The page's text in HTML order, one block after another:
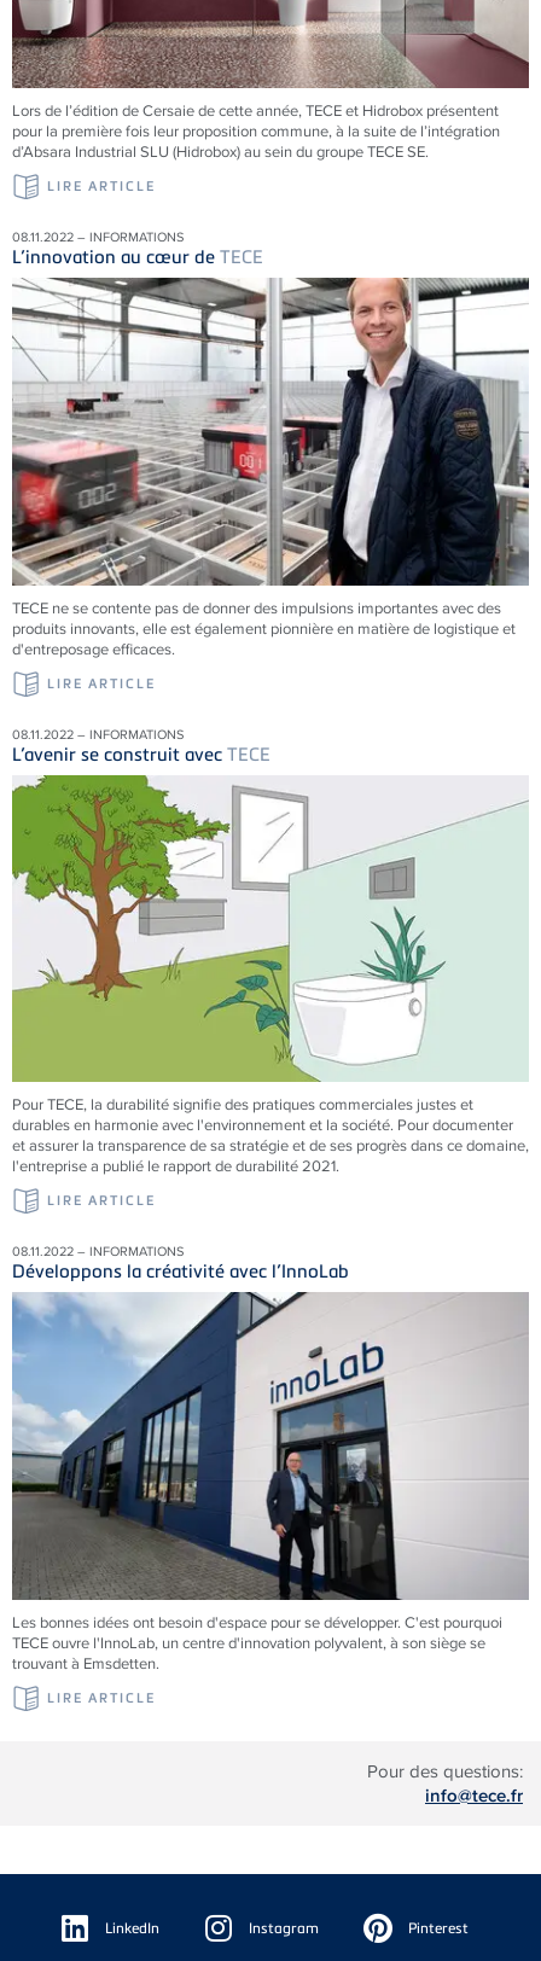
Pour des questions:
info@tece.fr
Lors de l’édition de Cersaie de cette année, TECE et Hidrobox présentent
pour la première fois leur proposition commune, à la suite de l’intégration
d’Absara Industrial SLU (Hidrobox) au sein du groupe TECE SE.
LIRE ARTICLE
08.11.2022 – INFORMATIONS
L’innovation au cœur de TECE
TECE ne se contente pas de donner des impulsions importantes avec des
produits innovants, elle est également pionnière en matière de logistique et
d'entreposage efficaces.
LIRE ARTICLE
08.11.2022 – INFORMATIONS
L’avenir se construit avec TECE
PourTECE, la durabilité signifie des pratiques commerciales justes et
durables en harmonie avec l'environnement et la société. Pour documenter
et assurer la transparence de sa stratégie et de ses progrès dans ce domaine,
l'entreprise a publié le rapport de durabilité 2021.
LIRE ARTICLE
08.11.2022 – INFORMATIONS
Développons la créativité avec l’InnoLab
Les bonnes idées ont besoin d'espace pour se développer. C'est pourquoi
TECEouvre l'InnoLab, un centre d'innovation polyvalent, à son siège se
trouvant à Emsdetten.
LIRE ARTICLE
Floating
Sidebar LinkedIn Instagram Pinterest